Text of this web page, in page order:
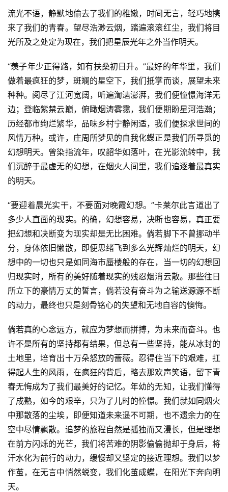
首
页
流光不语，静默地偷去了我们的稚嫩，时间无言，轻巧地携
来了我们的青春。望尽浩渺云烟，踏遍滚滚红尘，我们将目
光所及之处定为现在，我们把星辰光年之外当作明天。
“羡子年少正得路，如有扶桑初日升。”最好的年华里，我们
做着最疯狂的梦，斑斓的星空下，我们抵掌而谈，展望未来
种种。阅尽了江河宽阔，听遍渹湱澎湃，我们便憧憬海洋无
边；登临紫禁云巅，俯瞰烟涛雾霭，我们便期盼星河浩瀚；
历经都市绚烂繁华，品味乡村宁静闲适，我们便探求世间的
风情万种。或许，庄周所梦见的自我化蝶正是我们所寻觅的
幻想明天。曾染指流年，叹韶华如落叶，在光影流转中，我
们沉醉于最虚无的幻想，在烟火人间里，我们追逐着最真实
的明天。
“要迎着晨光实干，不要面对晚霞幻想。”卡莱尔此言道出了
多少人直面的现实。的确，幻想容易，决断也容易，真正要
把幻想和决断变为现实却是无比困难。倘若脚下不曾挪动半
分，身体依旧懒散，即便思绪飞到多么光辉灿烂的明天，幻
想中的一切也只是如同海市蜃楼般的存在，当一切的幻想回
归现实时，所有的美好随着现实的残忍烟消云散。那些往日
所立下的豪情万丈的誓言，倘若没有奋斗为之输送源源不断
的动力，最终也只是刻骨铭心的失望和无地自容的懊悔。
倘若真的心念远方，就应为梦想而拼搏，为未来而奋斗。也
许不是所有的坚持都有结果，但总有一些坚持，能从冰封的
土地里，培育出十万朵怒放的蔷薇。忍得住当下的艰难，扛
得起人生的风雨，在疯狂的背后，略去那欢声笑语，留下青
春无悔成为了我们最美好的记忆。年幼的无知，让我们懂得
了成熟，如今的艰辛，只为了儿时的憧憬。我们就如同烟火
中那散落的尘埃，即便知道未来遥不可期，也不遗余力的在
空中尽情飘散。追梦的旅程自然是孤独而又漫长，但是理想
在前方闪烁的光芒，我们将苦难的阴影偷偷抛却于身后，将
汗水化为前行的动力，缓慢却又坚定的接近理想。我们以梦
作茧，在无言中悄然蜕变，我们化茧成蝶，在阳光下奔向明
天。